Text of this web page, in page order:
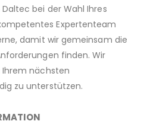
bei der Wahl Ihres
Expertenteam
damit wir gemeinsam die
finden. Wir
Ihrem nächsten
zu unterstützen.